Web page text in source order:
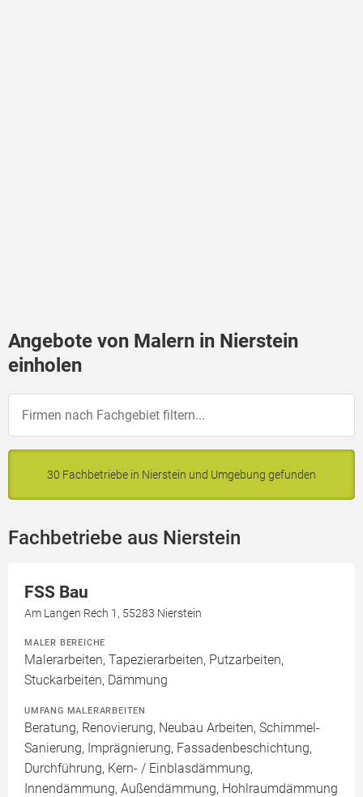
Angebote von Malern in Nierstein
einholen
30 Fachbetriebe in Nierstein und Umgebung gefunden
Fachbetriebe aus Nierstein
FSS Bau
Am Langen Rech 1, 55283 Nierstein
MALER BEREICHE
Malerarbeiten, Tapezierarbeiten, Putzarbeiten,
Stuckarbeiten, Dämmung
UMFANG MALERARBEITEN
Beratung, Renovierung, Neubau Arbeiten, Schimmel-
Sanierung, Imprägnierung, Fassadenbeschichtung,
Durchführung, Kern- / Einblasdämmung,
Innendämmung, Außendämmung, Hohlraumdämmung